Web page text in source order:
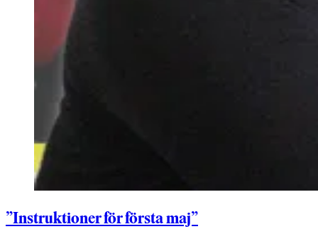
”Instruktioner för första maj”